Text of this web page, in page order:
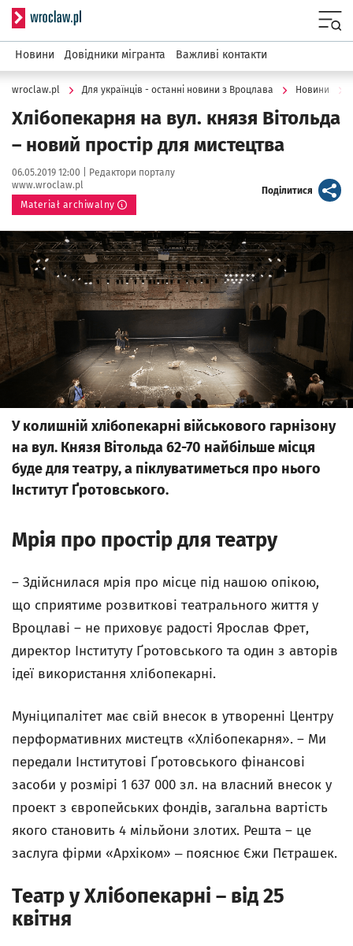
Serwis informacyjny wroclaw.pl
Новини Довідники мігранта Важливі контакти
wroclaw.pl Для українців - останні новини з Вроцлава Новини
Хлібопекарня на вул. князя Вітольда
– новий простір для мистецтва
Data publikacji:
06.05.2019 12:00 | Autor:
Редактори порталу
www.wroclaw.pl
Materiał archiwalny
Поділитися artykuł
Kliknij, aby powiększyć
У колишній хлібопекарні військового гарнізону
на вул. Князя Вітольда 62-70 найбільше місця
буде для театру, а піклуватиметься про нього
Інститут Ґротовського.
Мрія про простір для театру
– Здійснилася мрія про місце під нашою опікою,
що сприятиме розвиткові театрального життя у
Вроцлаві – не приховує радості Ярослав Фрет,
директор Інституту Ґротовського та один з авторів
ідеї використання хлібопекарні.
Муніципалітет має свій внесок в утворенні Центру
перформативних мистецтв «Хлібопекарня». – Ми
передали Інститутові Ґротовського фінансові
засоби у розмірі 1 637 000 зл. на власний внесок у
проект з європейських фондів, загальна вартість
якого становить 4 мільйони злотих. Решта – це
заслуга фірми «Архіком» ‒ пояснює Єжи Пєтрашек.
Театр у Хлібопекарні – від 25
квітня